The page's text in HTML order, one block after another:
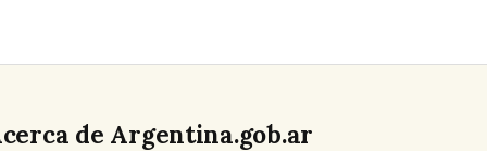
de Argentina.gob.ar